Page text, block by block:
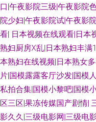
利视频导航网址 青娱乐超碰吧
在线免费视屏 成人精品导航福
爱直播 国产91青青视频 东京热
利资源 99久操超碰在线 无码色
夜老司机视频 51视频国产 A片
口|午夜影院三级|午夜影院
院少妇|午夜影院试|午夜影
看| 日本视频在线观看|日本
熟妇厨房Ⅹ乱|日本熟妇丰满
本熟妇在线视频|日本熟女
片|国模露露客厅沙发|国模
私拍合集|国模小黎吧|国模
区三区|果冻传媒国产剧情|
影久久|三级电影网|三级电